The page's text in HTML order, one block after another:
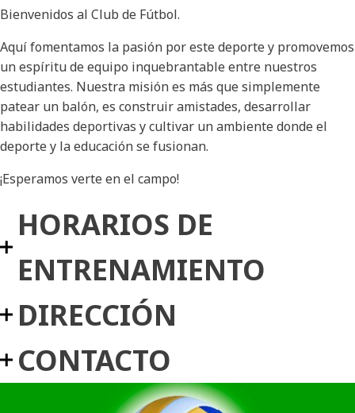
Bienvenidos al Club de Fútbol.
Aquí fomentamos la pasión por este deporte y promovemos
un espíritu de equipo inquebrantable entre nuestros
estudiantes. Nuestra misión es más que simplemente
patear un balón, es construir amistades, desarrollar
habilidades deportivas y cultivar un ambiente donde el
deporte y la educación se fusionan.
¡Esperamos verte en el campo!
HORARIOS DE
ENTRENAMIENTO
DIRECCIÓN
CONTACTO